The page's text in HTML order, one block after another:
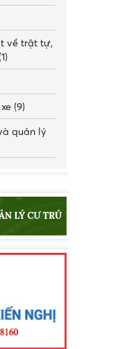
về trật tự,
(9)
quản lý